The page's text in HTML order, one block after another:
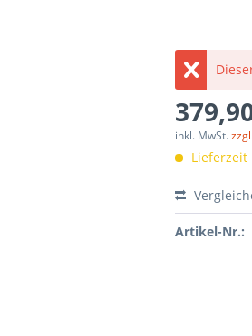
inkl. MwSt.
Lieferzeit
Artikel-Nr.: